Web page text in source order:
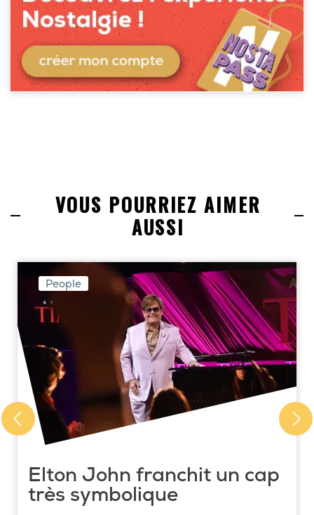
VOUS POURRIEZ AIMER
AUSSI
People
Elton John franchit un cap
très symbolique